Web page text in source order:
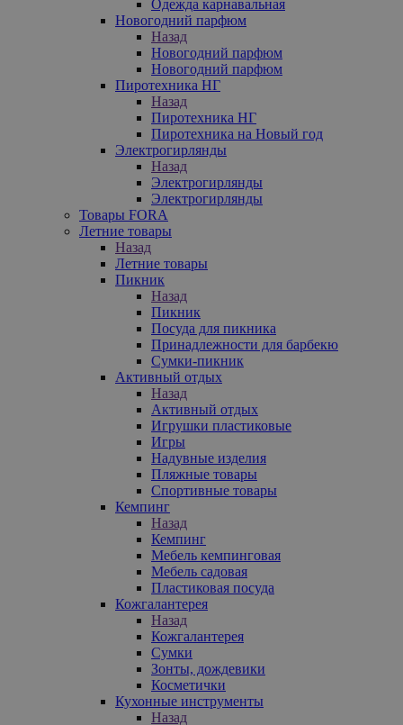
Одежда карнавальная
Новогодний парфюм
Назад
Новогодний парфюм
Новогодний парфюм
Пиротехника НГ
Назад
Пиротехника НГ
Пиротехника на Новый год
Электрогирлянды
Назад
Электрогирлянды
Электрогирлянды
Товары FORA
Летние товары
Назад
Летние товары
Пикник
Назад
Пикник
Посуда для пикника
Принадлежности для барбекю
Сумки-пикник
Активный отдых
Назад
Активный отдых
Игрушки пластиковые
Игры
Надувные изделия
Пляжные товары
Спортивные товары
Кемпинг
Назад
Кемпинг
Мебель кемпинговая
Мебель садовая
Пластиковая посуда
Кожгалантерея
Назад
Кожгалантерея
Сумки
Зонты, дождевики
Косметички
Кухонные инструменты
Назад